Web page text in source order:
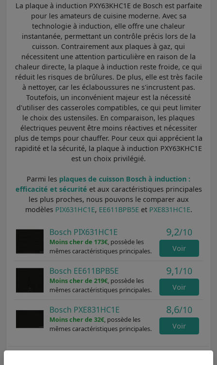
La plaque à induction PXY63KHC1E de Bosch est parfaite
pour les amateurs de cuisine moderne. Avec sa
technologie à induction, elle offre une chaleur
instantanée, permettant un contrôle précis lors de la
cuisson. Contrairement aux plaques à gaz, qui
nécessitent une attention particulière en raison de la
chaleur directe, la plaque à induction reste froide, ce qui
réduit les risques de brûlures. De plus, elle est très facile
à nettoyer, car les éclaboussures ne s'incrustent pas.
Toutefois, un inconvénient majeur est la nécessité
d'utiliser des casseroles compatibles, ce qui peut limiter
le choix des ustensiles. En comparaison, les plaques
électriques peuvent être moins réactives et nécessiter
plus de temps pour chauffer. Pour ceux qui apprécient la
rapidité et la sécurité, la plaque à induction PXY63KHC1E
est un choix privilégié.
Parmi les plaques de cuisson Bosch à induction :
efficacité et sécurité et aux caractéristiques principales
les plus proches, nous pouvons le comparer aux
modèles PIX631HC1E, EE611BPB5E et PXE831HC1E.
Bosch PIX631HC1E
Moins cher de 173€, possède les
mêmes caractéristiques principales.
9,2/10
Voir
Bosch EE611BPB5E
Moins cher de 219€, possède les
mêmes caractéristiques principales.
9,1/10
Voir
Bosch PXE831HC1E
Moins cher de 32€, possède les
mêmes caractéristiques principales.
8,6/10
Voir